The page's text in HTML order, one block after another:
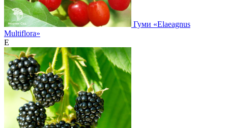
Гуми «Elaeagnus
Multiflora»
Е